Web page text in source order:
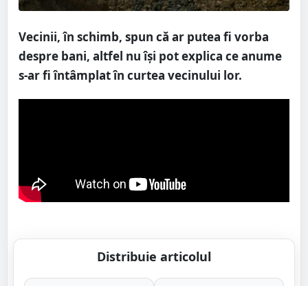
Vecinii, în schimb, spun că ar putea fi vorba
despre bani, altfel nu își pot explica ce anume
s-ar fi întâmplat în curtea vecinului lor.
Distribuie articolul